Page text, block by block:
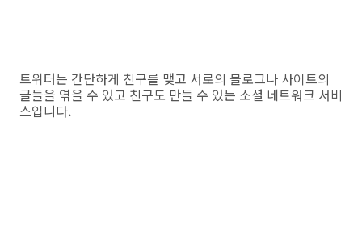
트위터는 간단하게 친구를 맺고 서로의 블로그나 사이트의
글들을 엮을 수 있고 친구도 만들 수 있는 소셜 네트워크 서비
스입니다.